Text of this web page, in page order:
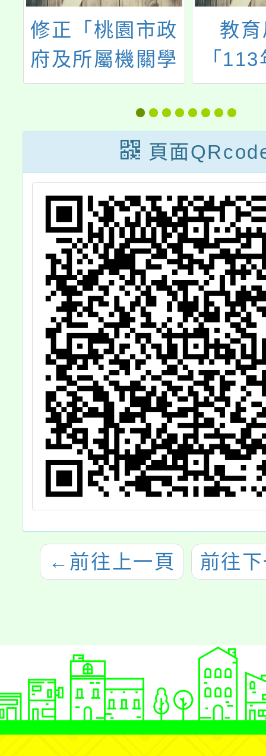
修正「桃園市政
府及所屬機關學
校公教暨聘僱人
員健康檢查補助
標準表」名稱為
「桃園市政府及
所屬機關學校員
工健康檢查補助
標準表」及項次
四、五，並溯自
114年1月1日生
效
教
「
民中
園教
他縣
業要
頁面
← 前往上一頁 前往